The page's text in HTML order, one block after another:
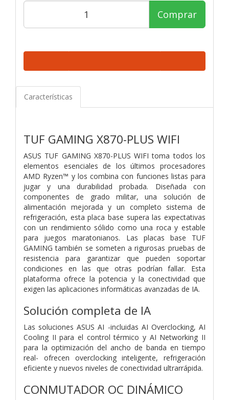
Comprar
Características
TUF GAMING X870-PLUS WIFI
ASUS TUF GAMING X870-PLUS WIFI toma todos los
elementos esenciales de los últimos procesadores
AMD Ryzen™ y los combina con funciones listas para
jugar y una durabilidad probada. Diseñada con
componentes de grado militar, una solución de
alimentación mejorada y un completo sistema de
refrigeración, esta placa base supera las expectativas
con un rendimiento sólido como una roca y estable
para juegos maratonianos. Las placas base TUF
GAMING también se someten a rigurosas pruebas de
resistencia para garantizar que pueden soportar
condiciones en las que otras podrían fallar. Esta
plataforma ofrece la potencia y la conectividad que
exigen las aplicaciones informáticas avanzadas de IA.
Solución completa de IA
Las soluciones ASUS AI -incluidas AI Overclocking, AI
Cooling II para el control térmico y AI Networking II
para la optimización del ancho de banda en tiempo
real- ofrecen overclocking inteligente, refrigeración
eficiente y nuevos niveles de conectividad ultrarrápida.
CONMUTADOR OC DINÁMICO